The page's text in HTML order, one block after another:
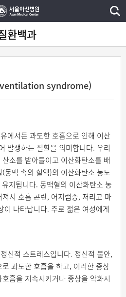
환백과
syndrome)
에서든 과도한 호흡으로 인해 이산
발생하는 질환을 의미합니다. 우리
소를 받아들이고 이산화탄소를 배
동맥 속의 혈액)의 이산화탄소 농도
지됩니다. 동맥혈의 이산화탄소 농
서 호흡 곤란, 어지럼증, 저리고 마
이 나타납니다. 주로 젊은 여성에게
신적 스트레스입니다. 정신적 불안,
과도한 호흡을 하고, 이러한 증상
흡을 지속시키거나 증상을 악화시